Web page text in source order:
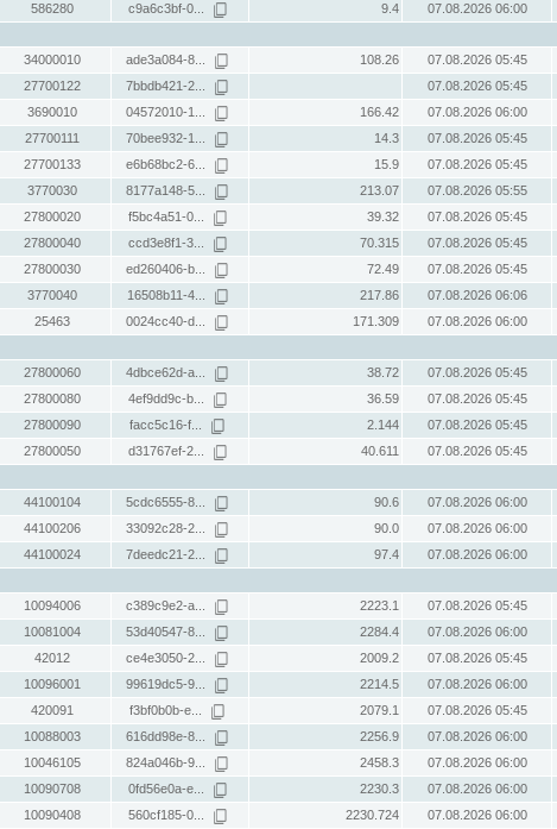
586280 c9a6c3bf-0... 9.4
07.08.2026 06:00
34000010 ade3a084-8... 108.26
07.08.2026 05:45
27700122 7bbdb421-2...
07.08.2026 05:45
3690010 04572010-1... 166.42
07.08.2026 06:00
27700111 70bee932-1... 14.3
07.08.2026 05:45
27700133 e6b68bc2-6... 15.9
07.08.2026 05:45
3770030 8177a148-5... 213.07
07.08.2026 05:55
27800020 f5bc4a51-0... 39.32
07.08.2026 05:45
27800040 ccd3e8f1-3... 70.315
07.08.2026 05:45
27800030 ed260406-b... 72.49
07.08.2026 05:45
3770040 16508b11-4... 217.86
07.08.2026 06:06
25463 0024cc40-d... 171.309
07.08.2026 06:00
27800060 4dbce62d-a... 38.72
07.08.2026 05:45
27800080 4ef9dd9c-b... 36.59
07.08.2026 05:45
27800090 facc5c16-f... 2.144
07.08.2026 05:45
27800050 d31767ef-2... 40.611
07.08.2026 05:45
44100104 5cdc6555-8... 90.6
07.08.2026 06:00
44100206 33092c28-2... 90.0
07.08.2026 06:00
44100024 7deedc21-2... 97.4
07.08.2026 06:00
10094006 c389c9e2-a... 2223.1
07.08.2026 05:45
10081004 53d40547-8... 2284.4
07.08.2026 06:00
42012 ce4e3050-2... 2009.2
07.08.2026 05:45
10096001 99619dc5-9... 2214.5
07.08.2026 06:00
420091 f3bf0b0b-e... 2079.1
07.08.2026 05:45
10088003 616dd98e-8... 2256.9
07.08.2026 06:00
10046105 824a046b-9... 2458.3
07.08.2026 06:00
10090708 0fd56e0a-e... 2230.3
07.08.2026 06:00
10090408 560cf185-0... 2230.724
07.08.2026 06:00